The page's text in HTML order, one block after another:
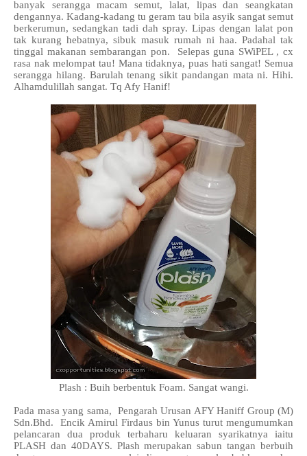
banyak serangga macam semut, lalat, lipas dan seangkatan
dengannya. Kadang-kadang tu geram tau bila asyik sangat semut
berkerumun, sedangkan tadi dah spray. Lipas dengan lalat pon
tak kurang hebatnya, sibuk masuk rumah ni haa. Padahal tak
tinggal makanan sembarangan pon. Selepas guna SWiPEL , cx
rasa nak melompat tau! Mana tidaknya, puas hati sangat! Semua
serangga hilang. Barulah tenang sikit pandangan mata ni. Hihi.
Alhamdulillah sangat. Tq Afy Hanif!
Plash : Buih berbentuk Foam. Sangat wangi.
Pada masa yang sama, Pengarah Urusan AFY Haniff Group (M)
Sdn.Bhd. Encik Amirul Firdaus bin Yunus turut mengumumkan
pelancaran dua produk terbaharu keluaran syarikatnya iaitu
PLASH dan 40DAYS. Plash merupakan sabun tangan berbuih